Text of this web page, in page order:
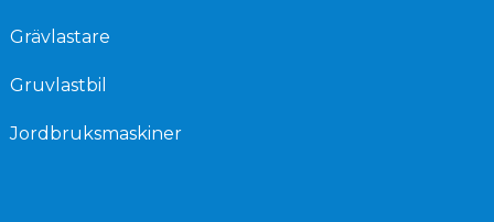
Grävlastare
Gruvlastbil
Jordbruksmaskiner